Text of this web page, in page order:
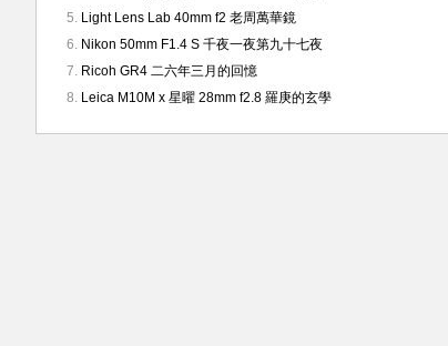
Light Lens Lab 40mm f2 老周萬華鏡
Nikon 50mm F1.4 S 千夜一夜第九十七夜
Ricoh GR4 二六年三月的回憶
Leica M10M x 星曜 28mm f2.8 羅庚的玄學